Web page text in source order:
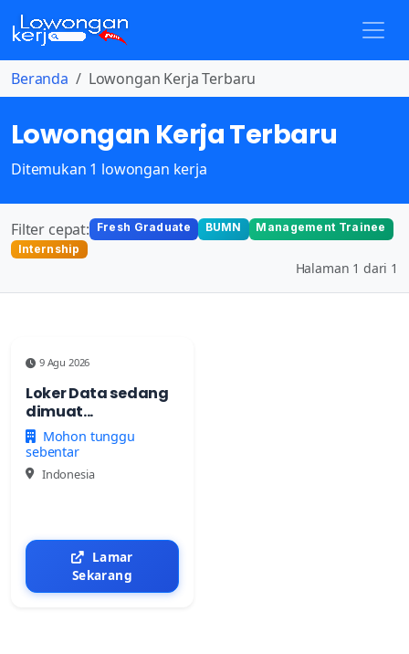
Beranda Lowongan Kerja Terbaru
Lowongan Kerja Terbaru
Ditemukan 1 lowongan kerja
Filter cepat: Fresh Graduate BUMN
Management Trainee
Internship
Halaman 1 dari 1
9 Agu 2026
Loker Data sedang
dimuat...
Mohon tunggu
sebentar
Indonesia
Lamar
Sekarang